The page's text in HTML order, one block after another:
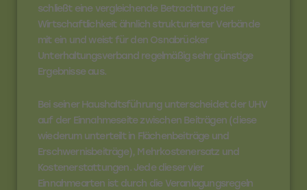
schließt eine vergleichende Betrachtung der
Wirtschaftlichkeit ähnlich strukturierter Verbände
mit ein und weist für den Osnabrücker
Unterhaltungsverband regelmäßig sehr günstige
Ergebnisse aus.
Bei seiner Haushaltsführung unterscheidet der UHV
auf der Einnahmeseite zwischen Beiträgen (diese
wiederum unterteilt in Flächenbeiträge und
Erschwernisbeiträge), Mehrkostenersatz und
Kostenerstattungen. Jede dieser vier
Einnahmearten ist durch die Veranlagungsregeln